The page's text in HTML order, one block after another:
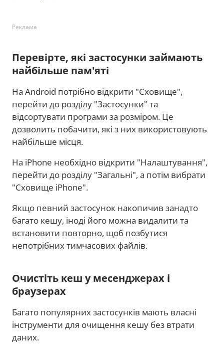
Реклама
Перевірте, які застосунки займають
найбільше пам'яті
На Android потрібно відкрити "Сховище",
перейти до розділу "Застосунки" та
відсортувати програми за розміром. Це
дозволить побачити, які з них використовують
найбільше місця.
На iPhone необхідно відкрити "Налаштування",
перейти до розділу "Загальні", а потім вибрати
"Сховище iPhone".
Якщо певний застосунок накопичив занадто
багато кешу, іноді його можна видалити та
встановити повторно, щоб позбутися
непотрібних тимчасових файлів.
Очистіть кеш у месенджерах і
браузерах
Багато популярних застосунків мають власні
інструменти для очищення кешу без втрати
даних.